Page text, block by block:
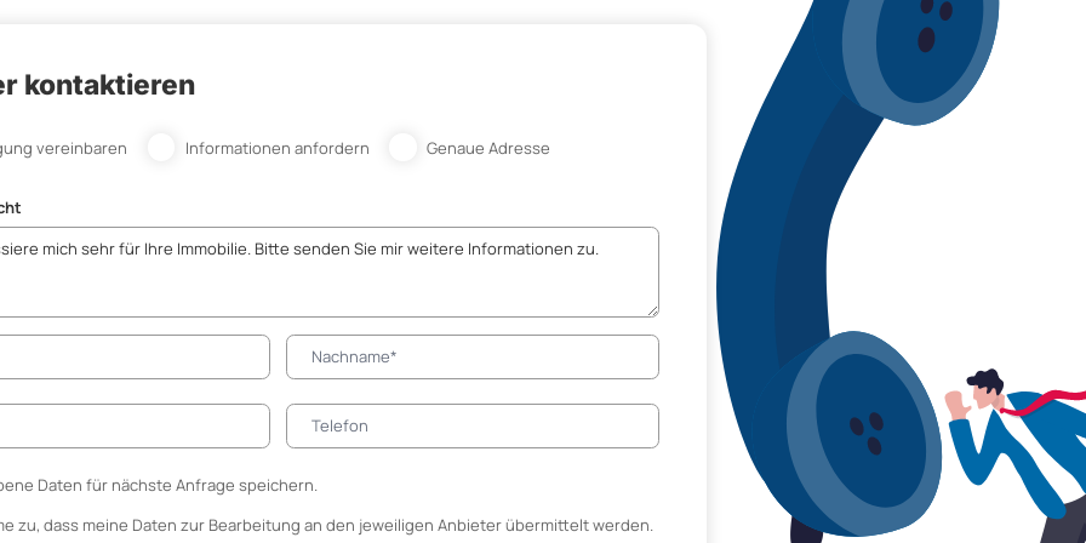
kontaktieren
vereinbaren Informationen anfordern Genaue Adresse
Daten für nächste Anfrage speichern.
zu, dass meine Daten zur Bearbeitung an den jeweiligen Anbieter übermittelt werden.